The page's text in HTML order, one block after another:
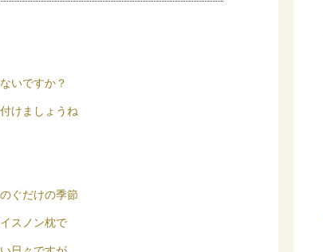
いですか？
けましょうね
ぐだけの季節
スノン枕で